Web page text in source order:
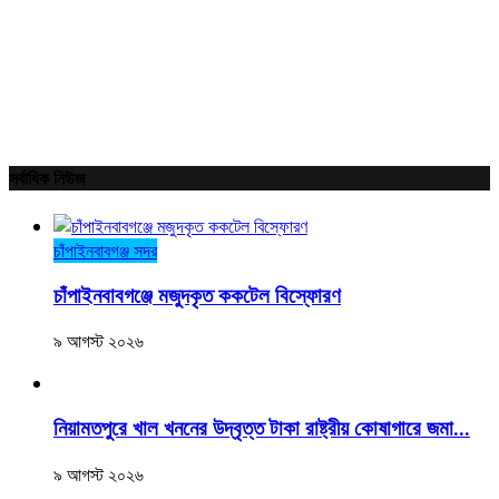
চাঁপাইনবাবগঞ্জ সদর
চাঁপাইনবাবগঞ্জে মজুদকৃত ককটেল বিস্ফোরণ
৯ আগস্ট ২০২৬
নিয়ামতপুরে খাল খননের উদ্বৃত্ত টাকা রাষ্ট্রীয় কোষাগারে জমা...
৯ আগস্ট ২০২৬